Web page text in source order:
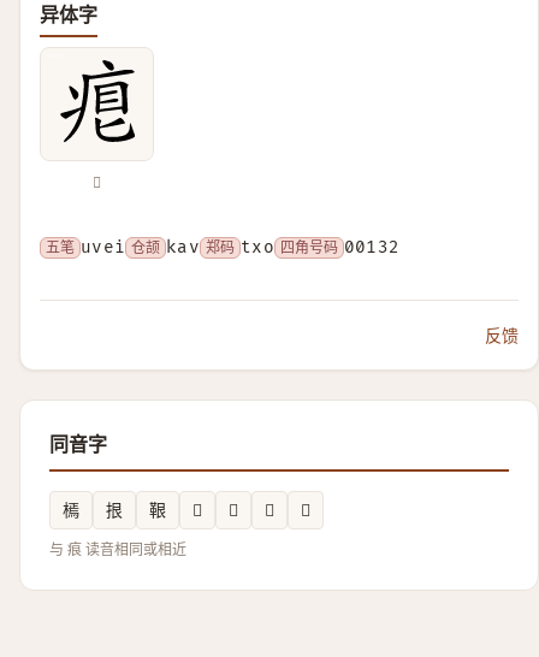
异体字
𤶨
五笔 uvei 仓颉 kav 郑码 txo 四角号码 00132
反馈
同音字
㯊 拫 鞎 𤶨 𱡭 𢬒 𱳩
与 痕 读音相同或相近